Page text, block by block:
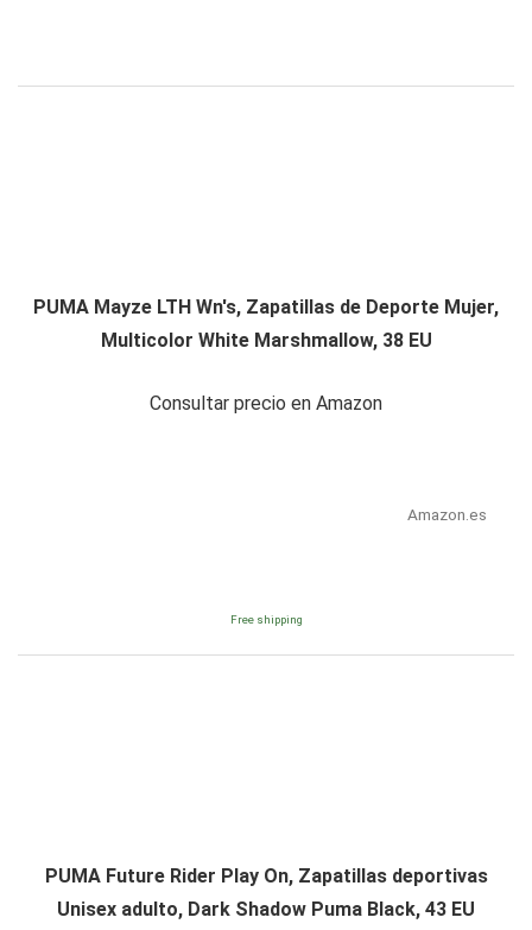
PUMA Mayze LTH Wn's, Zapatillas de Deporte Mujer,
Multicolor White Marshmallow, 38 EU
Consultar precio en Amazon
Amazon.es
Free shipping
PUMA Future Rider Play On, Zapatillas deportivas
Unisex adulto, Dark Shadow Puma Black, 43 EU